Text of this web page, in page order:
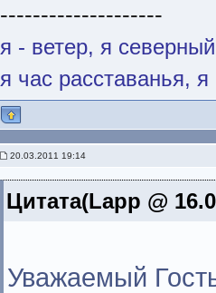
--------------------
я - ветер, я
я час расставанья,
20.03.2011 19:14
Цитата(Lapp @
Уважаемый